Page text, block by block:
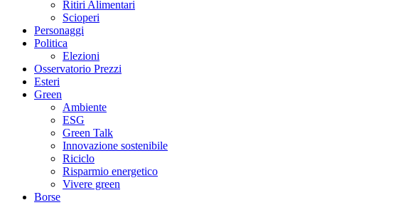
Ritiri Alimentari
Scioperi
Personaggi
Politica
Elezioni
Osservatorio Prezzi
Esteri
Green
Ambiente
ESG
Green Talk
Innovazione sostenibile
Riciclo
Risparmio energetico
Vivere green
Borse